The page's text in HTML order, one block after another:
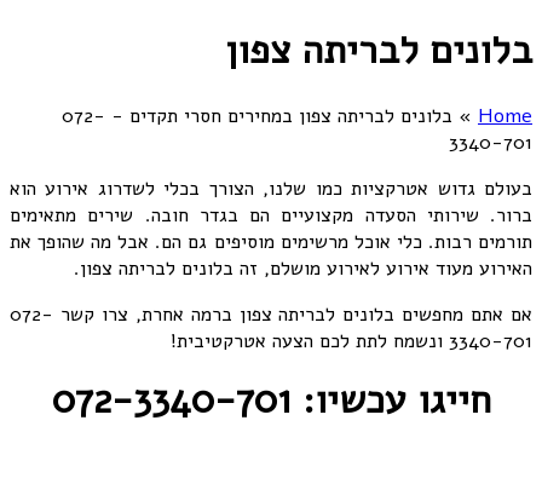
בלונים לבריתה צפון
Home
»
בלונים לבריתה צפון במחירים חסרי תקדים - 072-
3340-701
בעולם גדוש אטרקציות כמו שלנו, הצורך בכלי לשדרוג אירוע הוא
ברור. שירותי הסעדה מקצועיים הם בגדר חובה. שירים מתאימים
תורמים רבות. כלי אוכל מרשימים מוסיפים גם הם. אבל מה שהופך את
האירוע מעוד אירוע לאירוע מושלם, זה בלונים לבריתה צפון.
אם אתם מחפשים בלונים לבריתה צפון ברמה אחרת, צרו קשר 072-
3340-701 ונשמח לתת לכם הצעה אטרקטיבית!
חייגו עכשיו: 072-3340-701